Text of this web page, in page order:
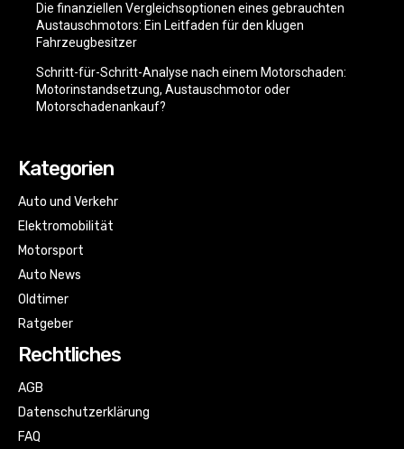
Die finanziellen Vergleichsoptionen eines gebrauchten
Austauschmotors: Ein Leitfaden für den klugen
Fahrzeugbesitzer
Schritt-für-Schritt-Analyse nach einem Motorschaden:
Motorinstandsetzung, Austauschmotor oder
Motorschadenankauf?
Kategorien
Auto und Verkehr
Elektromobilität
Motorsport
Auto News
Oldtimer
Ratgeber
Rechtliches
AGB
Datenschutzerklärung
FAQ